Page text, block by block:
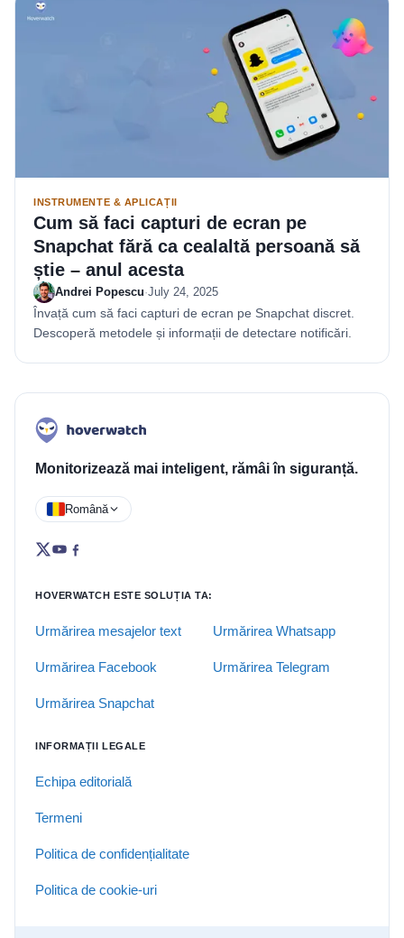
INSTRUMENTE & APLICAȚII
Cum să faci capturi de ecran pe
Snapchat fără ca cealaltă persoană să
știe – anul acesta
Andrei Popescu·July 24, 2025
Învață cum să faci capturi de ecran pe Snapchat discret.
Descoperă metodele și informații de detectare notificări.
Monitorizează mai inteligent, rămâi în siguranță.
Română
HOVERWATCH ESTE SOLUȚIA TA:
Urmărirea mesajelor text Urmărirea Whatsapp
Urmărirea Facebook Urmărirea Telegram
Urmărirea Snapchat
INFORMAȚII LEGALE
Echipa editorială
Termeni
Politica de confidențialitate
Politica de cookie-uri